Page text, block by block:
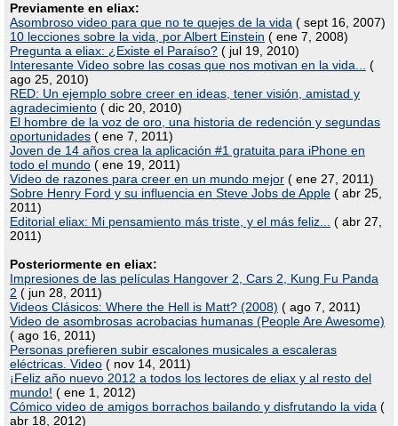
Previamente en eliax:
Asombroso video para que no te quejes de la vida ( sept 16, 2007)
10 lecciones sobre la vida, por Albert Einstein ( ene 7, 2008)
Pregunta a eliax: ¿Existe el Paraíso? ( jul 19, 2010)
Interesante Video sobre las cosas que nos motivan en la vida...
(
ago 25, 2010)
RED: Un ejemplo sobre creer en ideas, tener visión, amistad y
agradecimiento ( dic 20, 2010)
El hombre de la voz de oro, una historia de redención y segundas
oportunidades ( ene 7, 2011)
Joven de 14 años crea la aplicación #1 gratuita para iPhone en
todo el mundo ( ene 19, 2011)
Video de razones para creer en un mundo mejor ( ene 27, 2011)
Sobre Henry Ford y su influencia en Steve Jobs de Apple ( abr 25,
2011)
Editorial eliax: Mi pensamiento más triste, y el más feliz...
( abr 27,
2011)
Posteriormente en eliax:
Impresiones de las películas Hangover 2, Cars 2, Kung Fu Panda
2 ( jun 28, 2011)
Videos Clásicos: Where the Hell is Matt? (2008) ( ago 7, 2011)
Video de asombrosas acrobacias humanas (People Are Awesome)
( ago 16, 2011)
Personas prefieren subir escalones musicales a escaleras
eléctricas. Video ( nov 14, 2011)
¡Feliz año nuevo 2012 a todos los lectores de eliax y al resto del
mundo! ( ene 1, 2012)
Cómico video de amigos borrachos bailando y disfrutando la vida (
abr 18, 2012)